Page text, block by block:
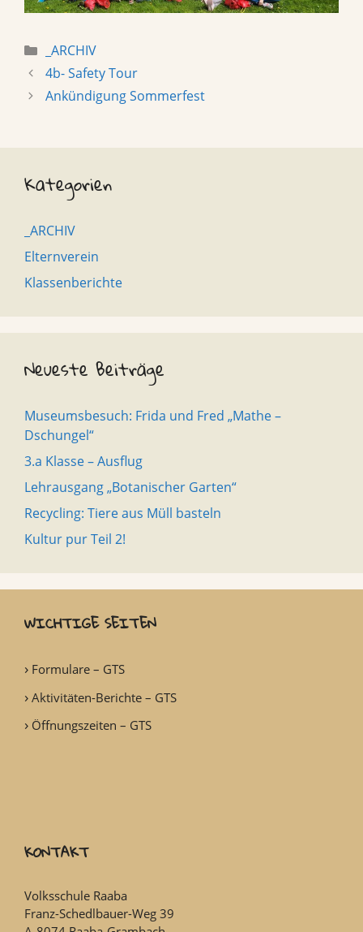
Categories
_ARCHIV
4b- Safety Tour
Ankündigung Sommerfest
Kategorien
_ARCHIV
Elternverein
Klassenberichte
Neueste Beiträge
Museumsbesuch: Frida und Fred „Mathe –
Dschungel“
3.a Klasse – Ausflug
Lehrausgang „Botanischer Garten“
Recycling: Tiere aus Müll basteln
Kultur pur Teil 2!
WICHTIGE SEITEN
Formulare – GTS
Aktivitäten-Berichte – GTS
Öffnungszeiten – GTS
KONTAKT
Volksschule Raaba
Franz-Schedlbauer-Weg 39